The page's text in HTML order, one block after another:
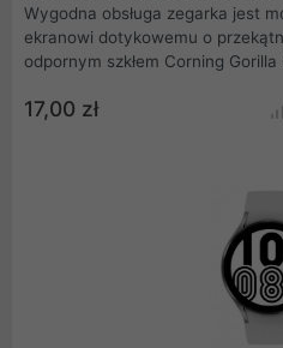
Wygodna obsługa zegarka jest
ekranowi dotykowemu o
odpornym szkłem Corning
Wyposażony w moduł GPS i
dni pracy na jednym ładowaniu.
17,00 zł